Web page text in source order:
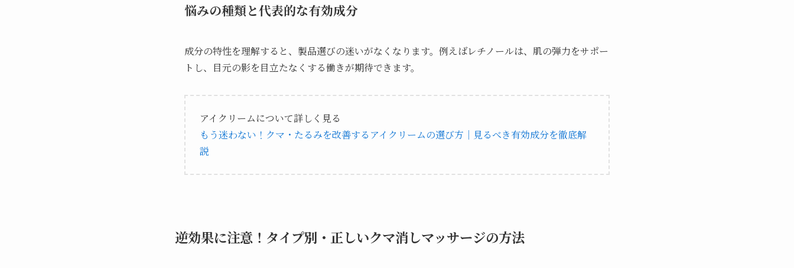
悩みの種類と代表的な有効成分
成分の特性を理解すると、製品選びの迷いがなくなります。例えばレチノールは、肌の弾力をサポー
トし、目元の影を目立たなくする働きが期待できます。
アイクリームについて詳しく見る
もう迷わない！クマ・たるみを改善するアイクリームの選び方｜見るべき有効成分を徹底解
説
逆効果に注意！タイプ別・正しいクマ消しマッサージの方法